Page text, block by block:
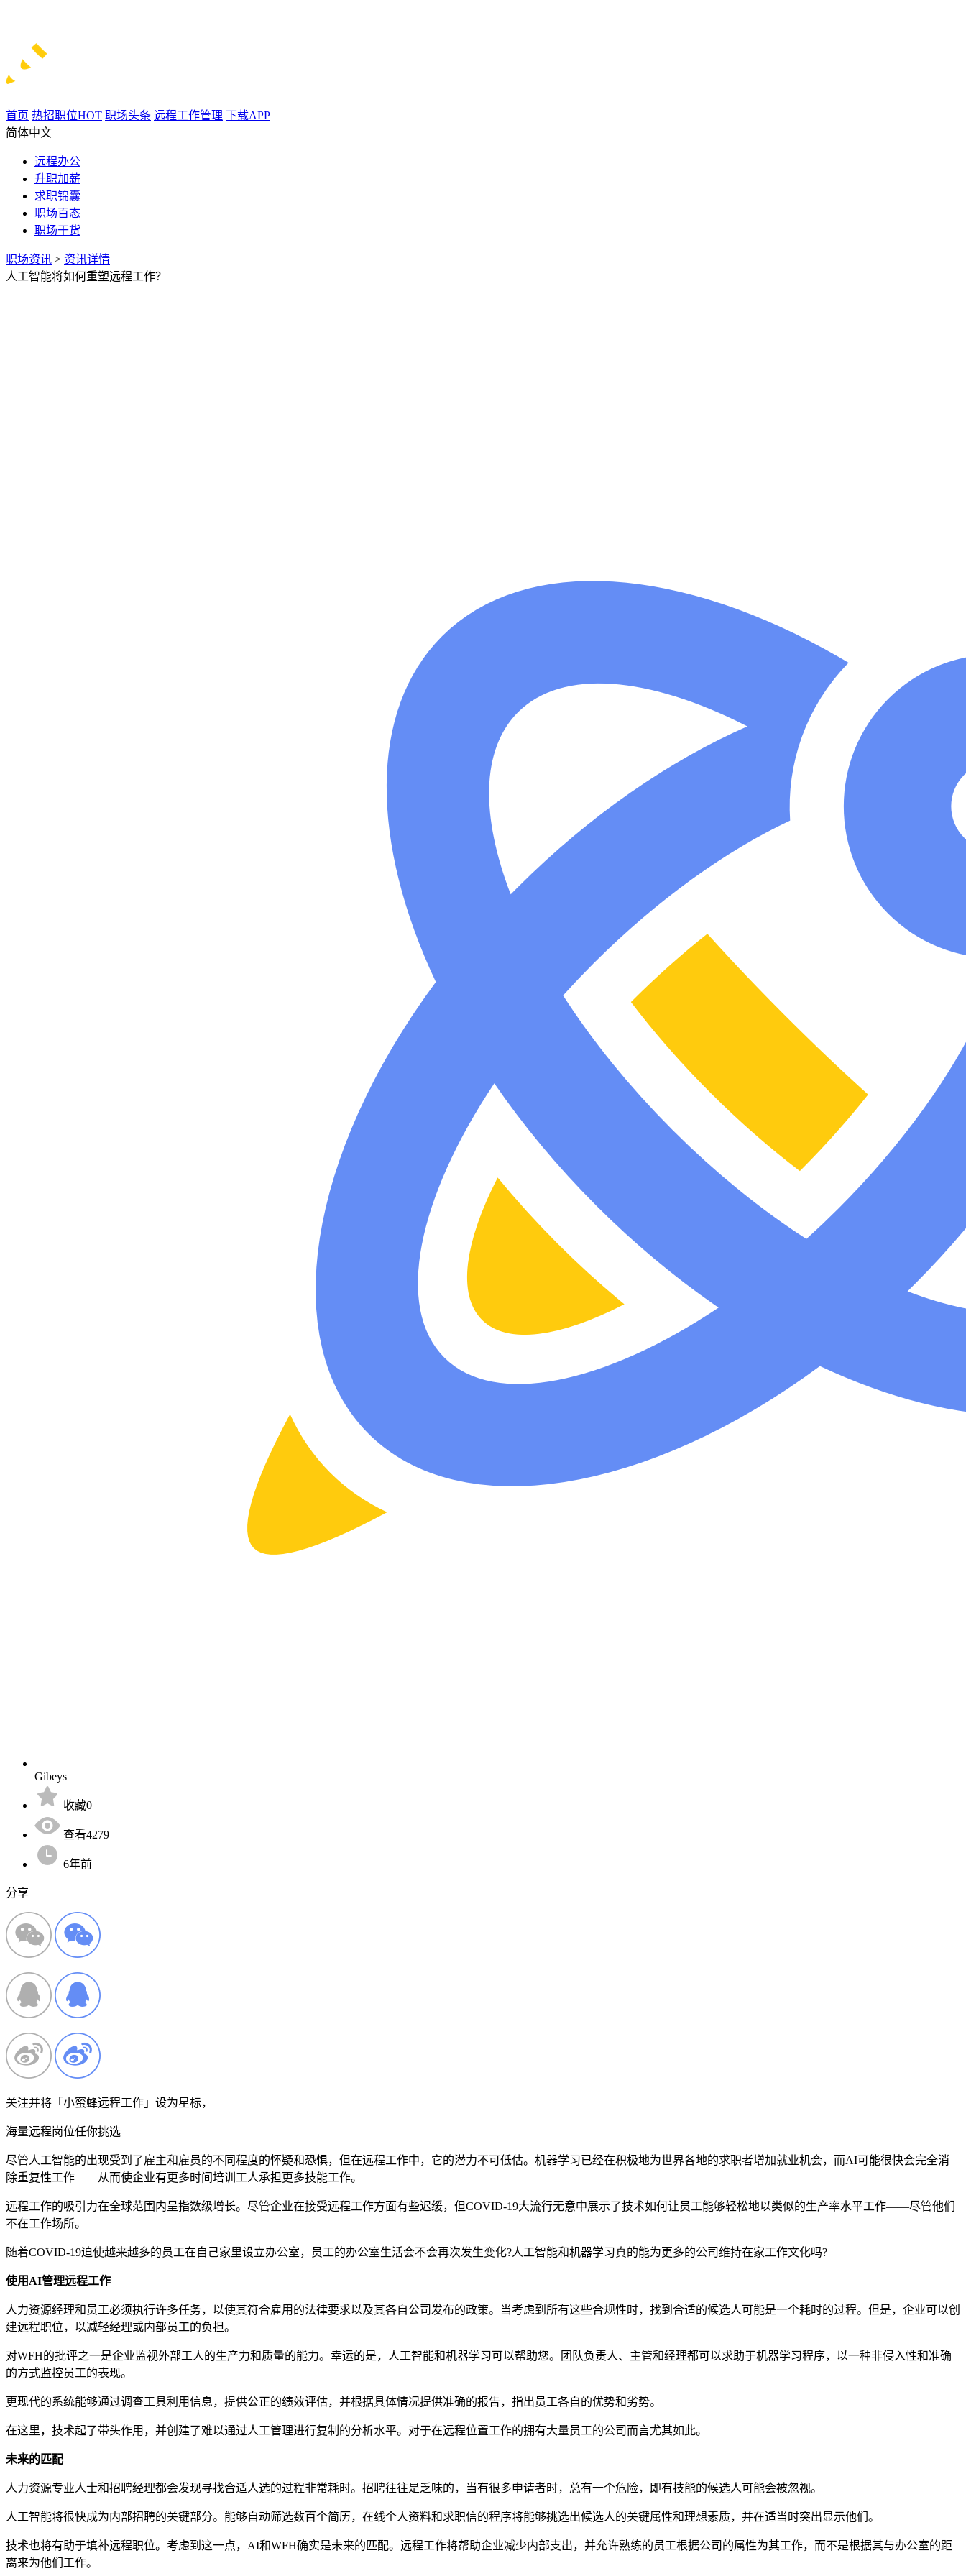
首页 热招职位HOT 职场头条 远程工作管理 下载APP
简体中文
远程办公
升职加薪
求职锦囊
职场百态
职场干货
职场资讯 > 资讯详情
人工智能将如何重塑远程工作？
Gibeys
收藏0
查看4279
6年前
分享
关注并将「小蜜蜂远程工作」设为星标，
海量远程岗位任你挑选
尽管人工智能的出现受到了雇主和雇员的不同程度的怀疑和恐惧，但在远程工作中，它的潜力不可低估。机器学习已经在积极地为世界各地的求职者增加就业机会，而AI可能很快会完全消
除重复性工作——从而使企业有更多时间培训工人承担更多技能工作。
远程工作的吸引力在全球范围内呈指数级增长。尽管企业在接受远程工作方面有些迟缓，但COVID-19大流行无意中展示了技术如何让员工能够轻松地以类似的生产率水平工作——尽管他们
不在工作场所。
随着COVID-19迫使越来越多的员工在自己家里设立办公室，员工的办公室生活会不会再次发生变化?人工智能和机器学习真的能为更多的公司维持在家工作文化吗?
使用AI管理远程工作
人力资源经理和员工必须执行许多任务，以使其符合雇用的法律要求以及其各自公司发布的政策。当考虑到所有这些合规性时，找到合适的候选人可能是一个耗时的过程。但是，企业可以创
建远程职位，以减轻经理或内部员工的负担。
对WFH的批评之一是企业监视外部工人的生产力和质量的能力。幸运的是，人工智能和机器学习可以帮助您。团队负责人、主管和经理都可以求助于机器学习程序，以一种非侵入性和准确
的方式监控员工的表现。
更现代的系统能够通过调查工具利用信息，提供公正的绩效评估，并根据具体情况提供准确的报告，指出员工各自的优势和劣势。
在这里，技术起了带头作用，并创建了难以通过人工管理进行复制的分析水平。对于在远程位置工作的拥有大量员工的公司而言尤其如此。
未来的匹配
人力资源专业人士和招聘经理都会发现寻找合适人选的过程非常耗时。招聘往往是乏味的，当有很多申请者时，总有一个危险，即有技能的候选人可能会被忽视。
人工智能将很快成为内部招聘的关键部分。能够自动筛选数百个简历，在线个人资料和求职信的程序将能够挑选出候选人的关键属性和理想素质，并在适当时突出显示他们。
技术也将有助于填补远程职位。考虑到这一点，AI和WFH确实是未来的匹配。远程工作将帮助企业减少内部支出，并允许熟练的员工根据公司的属性为其工作，而不是根据其与办公室的距
离来为他们工作。